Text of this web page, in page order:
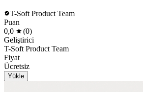
T-Soft Product Team
Puan
0,0
(0)
Geliştirici
T-Soft Product Team
Fiyat
Ücretsiz
Yükle